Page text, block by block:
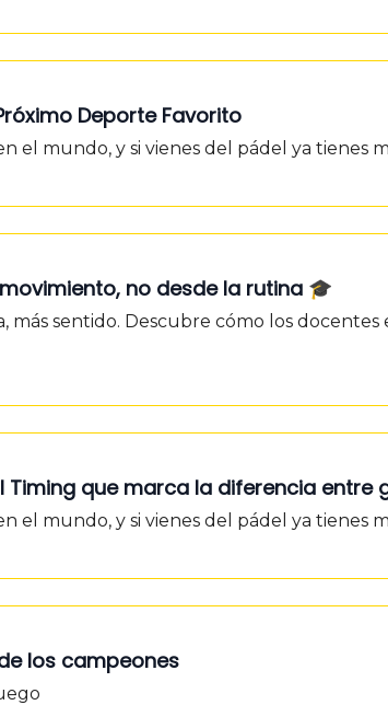
Deporte Favorito
el mundo, y si vienes del pádel ya tienes
no desde la rutina 🎓
más sentido. Descubre cómo los
Timing que marca la diferencia entre
el mundo, y si vienes del pádel ya tienes
los campeones